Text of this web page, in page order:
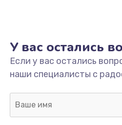
У вас остались
Если у вас остались
наши специалисты с